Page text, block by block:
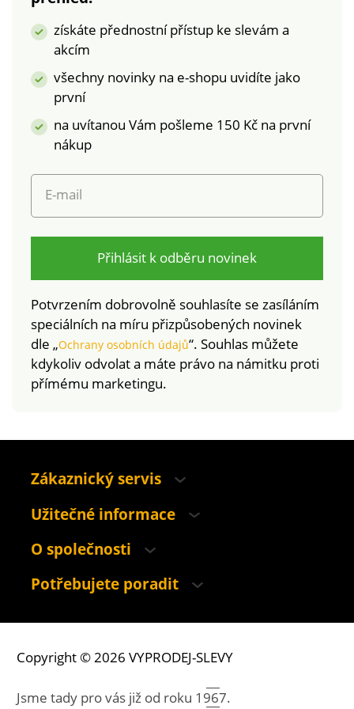
na široké spektrum
výrobek je bezpečný
nad rámec platných
°C.
získáte přednostní přístup ke slevám a
akcím
všechny novinky na e-shopu uvidíte jako
první
na uvítanou Vám pošleme 150 Kč na první
nákup
E-mail
Přihlásit k odběru novinek
Potvrzením dobrovolně souhlasíte se zasíláním
speciálních na míru přizpůsobených novinek
dle „Ochrany osobních údajů“. Souhlas můžete
kdykoliv odvolat a máte právo na námitku proti
přímému marketingu.
Zákaznický servis
Užitečné informace
O společnosti
Potřebujete poradit
Copyright © 2026 VYPRODEJ-SLEVY
Jsme tady pro vás již od roku 1967.